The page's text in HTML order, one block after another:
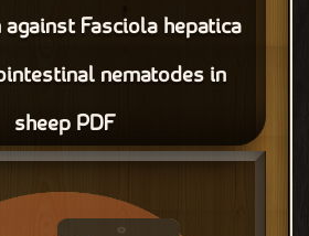
Fasciola hepatica
nematodes in
sheep PDF